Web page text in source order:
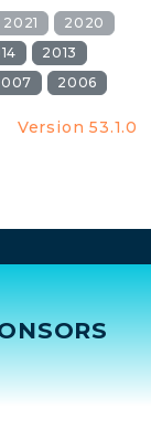
2021
2020
2013
2006
Version 53.1.0